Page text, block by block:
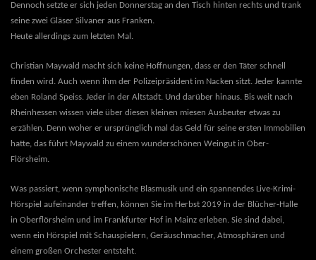
Dennoch setzte er sich jeden Donnerstag an den Tisch hinten rechts und trank
seine zwei Gläser Silvaner aus Franken.
Heute allerdings zum letzten Mal.
Christian Maywald macht sich keine Hoffnungen, dass er den Täter schnell
finden wird. Auch wenn ihm der Polizeipräsident im Nacken sitzt. Jeder kannte
eben Roland Speiss. Jeder in der Altstadt. Und darüber hinaus. Bis weit nach
Rheinhessen wissen viele über diesen kleinen miesen Ausbeuter etwas zu
erzählen. Denn woher er ursprünglich mal das Geld für seine ersten Immobilien
hatte, das führt Maywald zu einem wunderschönen Weingut in Ober-
Flörsheim.
Was passiert, wenn symphonische Blasmusik und ein spannendes Live-Krimi-
Hörspiel aufeinander treffen, können Sie im Herbst 2019 in der Blücher-Halle
in Oberflörsheim und im Frankfurter Hof in Mainz erleben. Sie sind dabei,
wenn ein Hörspiel mit Schauspielern, Geräuschmacher, Atmosphären und
einem großen Orchester entsteht.